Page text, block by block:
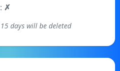
days will be deleted